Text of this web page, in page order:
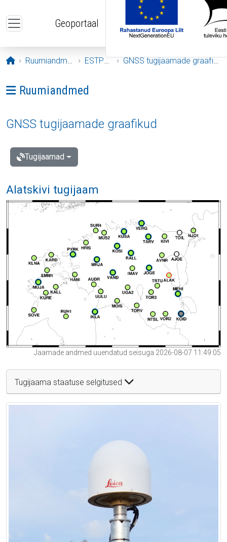
Geoportaal
Avaleht
Ruumiandmed ESTPOS GNSS tugijaamade graafikud
Ava menüü: Ruumiandmed
Ruumiandmed
GNSS tugijaamade graafikud
Tugijaamad
Alatskivi tugijaam
Jaamade andmed uuendatud seisuga 2026-08-07 11:49:05
Tugijaama staatuse selgitused